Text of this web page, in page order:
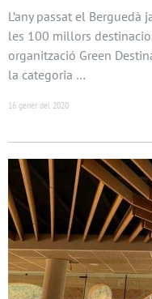
L’any passat el
les 100 millors
organització Green
la categoria …
16 gener del 2020